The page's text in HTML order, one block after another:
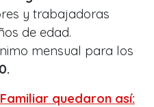
y trabajadoras
de edad.
mensual para los
quedaron así: